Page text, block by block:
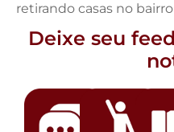
retirando casas no
Deixe seu